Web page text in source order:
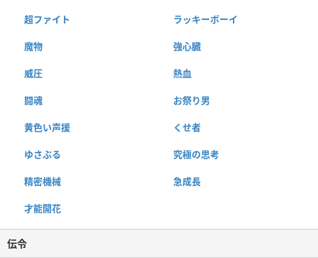
超ファイト ラッキーボーイ
魔物 強心臓
威圧 熱血
闘魂 お祭り男
黄色い声援 くせ者
ゆさぶる 究極の思考
精密機械 急成長
才能開花
伝令